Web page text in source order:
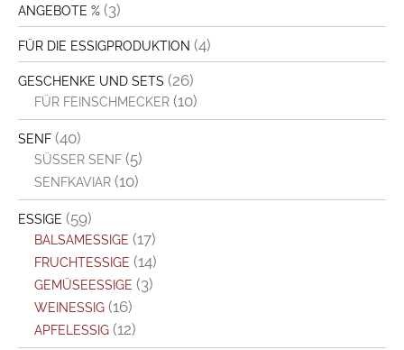
ANGEBOTE % (3)
FÜR DIE ESSIGPRODUKTION (4)
GESCHENKE UND SETS (26)
FÜR FEINSCHMECKER (10)
SENF (40)
SÜSSER SENF (5)
SENFKAVIAR (10)
ESSIGE (59)
BALSAMESSIGE (17)
FRUCHTESSIGE (14)
GEMÜSEESSIGE (3)
WEINESSIG (16)
APFELESSIG (12)